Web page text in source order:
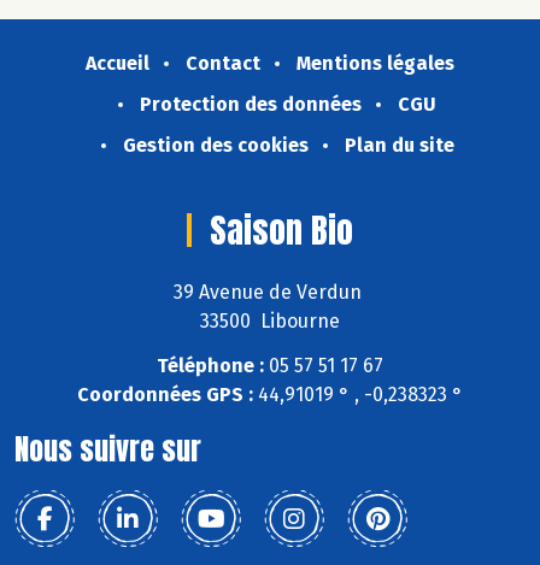
Accueil Contact
Mentions légales
Protection des données
CGU
Gestion des cookies
Plan du site
Saison Bio
39 Avenue de Verdun
33500 Libourne
Téléphone : 05 57 51 17 67
Coordonnées GPS : 44,91019 ° , -0,238323 °
Nous suivre sur